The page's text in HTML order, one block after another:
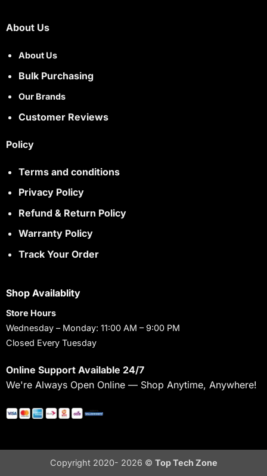
About Us
About Us
Bulk Purchasing
Our Brands
Customer Reviews
Policy
Terms and conditions
Privacy Policy
Refund & Return Policy
Warranty Policy
Track Your Order
Shop Availablity
Store Hours
Wednesday – Monday: 11:00 AM – 9:00 PM
Closed Every Tuesday
Online Support Available 24/7
We're Always Open Online — Shop Anytime, Anywhere!
Copyright 2020- 2026 © Top Tech Zone